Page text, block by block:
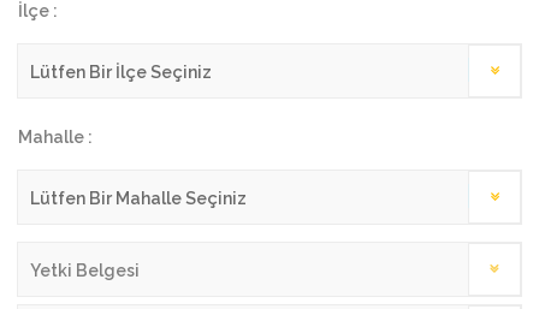
İlçe :
Mahalle :
Yetki Belgesi